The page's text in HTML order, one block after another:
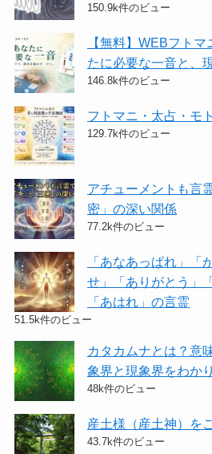
150.9k件のビュー
【無料】WEBフト
たに必要な一音と、
146.8k件のビュー
フトマニ・太占・モ
129.7k件のビュー
アチューメントも言
密」の深い関係
77.2k件のビュー
「あなあっぱれ」「
せ」「ありがとう」
「あはれ」の言霊
51.5k件のビュー
カタカムナとは？意
象界と現象界をわか
48k件のビュー
産土様（産土神）を
43.7k件のビュー